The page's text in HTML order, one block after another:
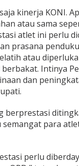
kinerja KONI.
atau sama
atlet ini perlu
prasana
atau
Intinya
dan
berprestasi
semangat para
perlu